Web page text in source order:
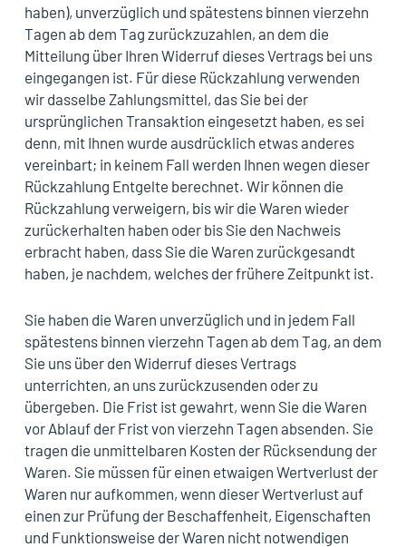
haben), unverzüglich und spätestens binnen vierzehn
Tagen ab dem Tag zurückzuzahlen, an dem die
Mitteilung über Ihren Widerruf dieses Vertrags bei uns
eingegangen ist. Für diese Rückzahlung verwenden
wir dasselbe Zahlungsmittel, das Sie bei der
ursprünglichen Transaktion eingesetzt haben, es sei
denn, mit Ihnen wurde ausdrücklich etwas anderes
vereinbart; in keinem Fall werden Ihnen wegen dieser
Rückzahlung Entgelte berechnet. Wir können die
Rückzahlung verweigern, bis wir die Waren wieder
zurückerhalten haben oder bis Sie den Nachweis
erbracht haben, dass Sie die Waren zurückgesandt
haben, je nachdem, welches der frühere Zeitpunkt ist.
Sie haben die Waren unverzüglich und in jedem Fall
spätestens binnen vierzehn Tagen ab dem Tag, an dem
Sie uns über den Widerruf dieses Vertrags
unterrichten, an uns zurückzusenden oder zu
übergeben. Die Frist ist gewahrt, wenn Sie die Waren
vor Ablauf der Frist von vierzehn Tagen absenden. Sie
tragen die unmittelbaren Kosten der Rücksendung der
Waren. Sie müssen für einen etwaigen Wertverlust der
Waren nur aufkommen, wenn dieser Wertverlust auf
einen zur Prüfung der Beschaffenheit, Eigenschaften
und Funktionsweise der Waren nicht notwendigen